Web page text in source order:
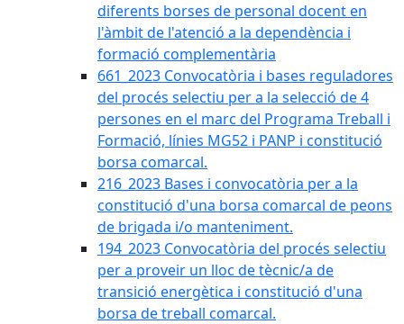
diferents borses de personal docent en
l'àmbit de l'atenció a la dependència i
formació complementària
661_2023 Convocatòria i bases reguladores
del procés selectiu per a la selecció de 4
persones en el marc del Programa Treball i
Formació, línies MG52 i PANP i constitució
borsa comarcal.
216_2023 Bases i convocatòria per a la
constitució d'una borsa comarcal de peons
de brigada i/o manteniment.
194_2023 Convocatòria del procés selectiu
per a proveir un lloc de tècnic/a de
transició energètica i constitució d'una
borsa de treball comarcal.